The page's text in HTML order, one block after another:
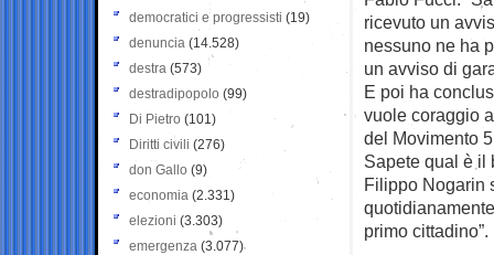
ricevuto un
nessuno ne ha
un avviso di
E poi ha
vuole coraggio
del Movimento
Sapete qual è il
Filippo Nogarin
primo cittadino”.
democratici e progressisti (19)
denuncia (14.528)
destra (573)
destradipopolo (99)
Di Pietro (101)
Diritti civili (276)
don Gallo (9)
economia (2.331)
elezioni (3.303)
emergenza (3.077)